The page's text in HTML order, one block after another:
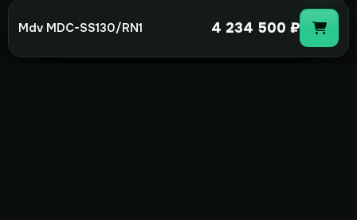
Mdv MDC-SS130/RN1 4 234 500 ₽